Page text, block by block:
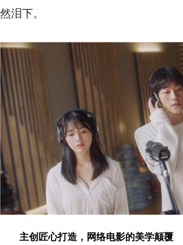
然泪下。
主创匠心打造，网络电影的美学颠覆